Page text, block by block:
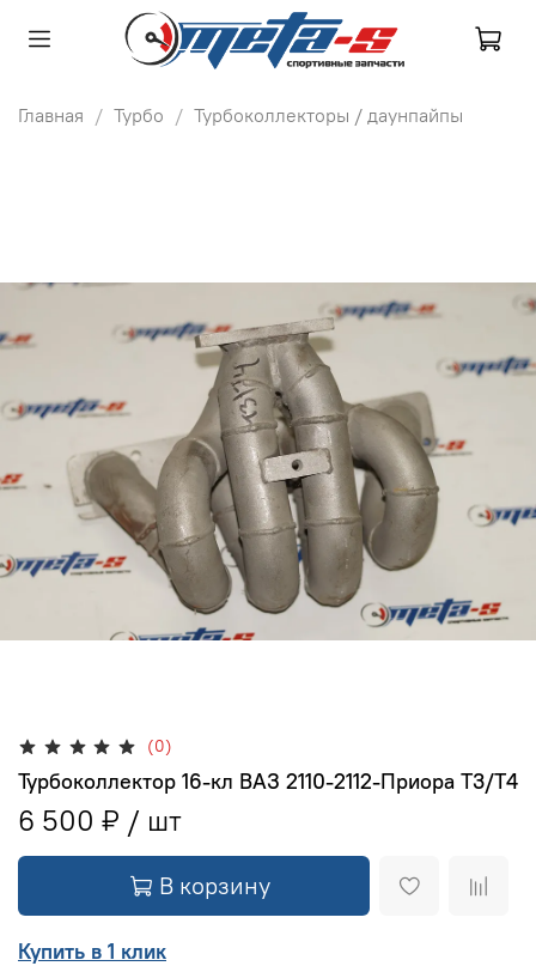
Главная Турбо Турбоколлекторы / даунпайпы
(0)
Турбоколлектор 16-кл ВАЗ 2110-2112-Приора Т3/Т4
6 500 ₽
В корзину
Купить в 1 клик